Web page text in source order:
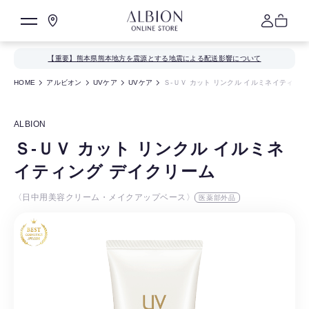
【重要】熊本県熊本地方を震源とする地震による配送影響について
HOME アルビオン UVケア UVケア Ｓ-ＵＶ カット リンクル イルミネイティン
ALBION
Ｓ-ＵＶ カット リンクル イルミネ
イティング デイクリーム
〈日中用美容クリーム・メイクアップベース〉 医薬部外品